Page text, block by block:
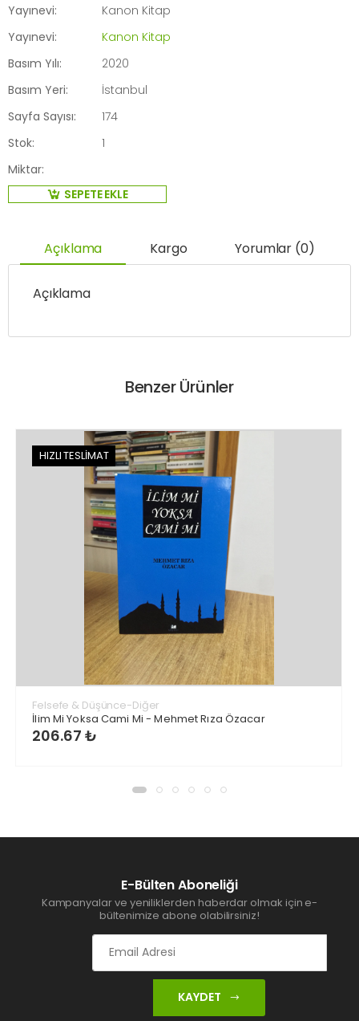
Yayınevi:
Kanon Kitap
Yayınevi:
Kanon Kitap
Basım Yılı:
2020
Basım Yeri:
İstanbul
Sayfa Sayısı:
174
Stok:
1
Miktar:
SEPETE EKLE
Açıklama Kargo Yorumlar (0)
Açıklama
Benzer Ürünler
HIZLI TESLİMAT
Felsefe & Düşünce-Diğer
İlim Mi Yoksa Cami Mi - Mehmet Rıza Özacar
206.67 ₺
E-Bülten Aboneliği
Kampanyalar ve yeniliklerden haberdar olmak için e-
bültenimize abone olabilirsiniz!
KAYDET